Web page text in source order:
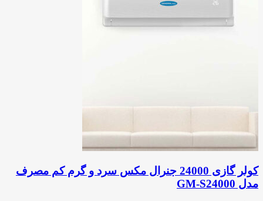
کولر گازی 24000 جنرال مکس سرد و گرم کم مصرف
مدل GM-S24000